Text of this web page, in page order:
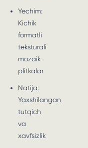
Yechim:
Kichik
formatli
teksturali
mozaik
plitkalar
Natija:
Yaxshilangan
tutqich
va
xavfsizlik